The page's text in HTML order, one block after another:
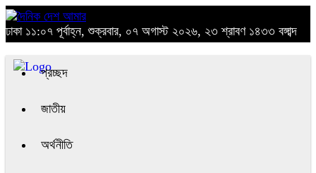
ঢাকা ১১:০৭ পূর্বাহ্ন, শুক্রবার, ০৭ অগাস্ট ২০২৬, ২৩ শ্রাবণ ১৪৩৩ বঙ্গাব্দ
প্রচ্ছদ
জাতীয়
অর্থনীতি